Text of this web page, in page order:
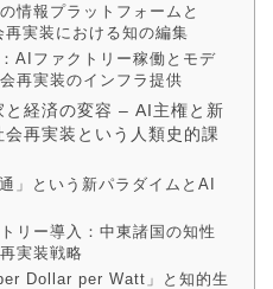
情報プラットフォームと
実装における知の編集
AIファクトリー稼働とモデ
再実装のインフラ提供
経済の変容 – AI主権と新
再実装という人類史的課
」という新パラダイムとAI
リー導入：中東諸国の知性
実装戦略
Dollar per Watt」と知的生